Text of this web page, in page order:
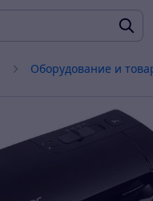
Оборудование и